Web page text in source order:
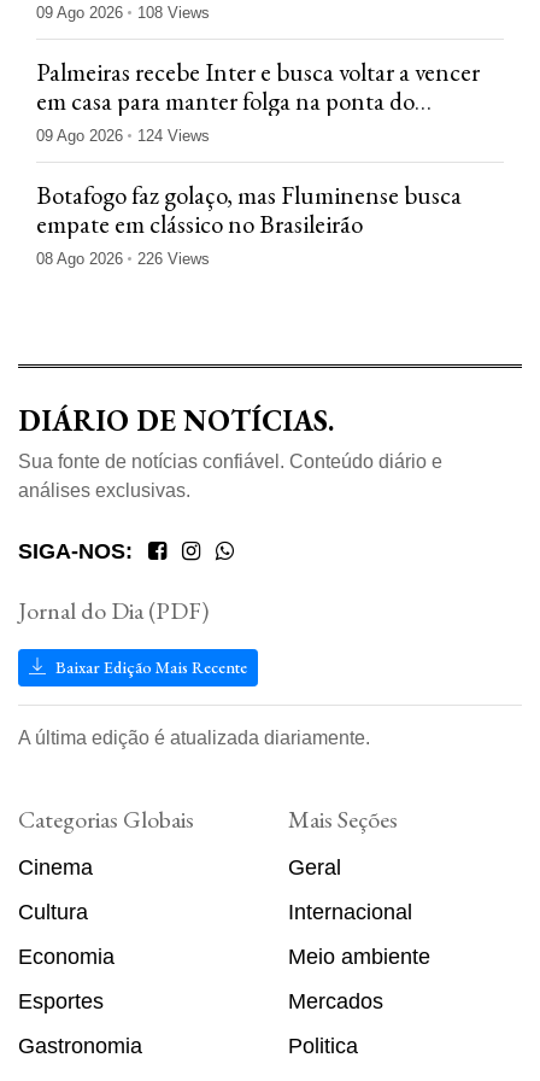
09 Ago 2026 108 Views
Palmeiras recebe Inter e busca voltar a vencer
em casa para manter folga na ponta do
Brasileiro
09 Ago 2026 124 Views
Botafogo faz golaço, mas Fluminense busca
empate em clássico no Brasileirão
08 Ago 2026 226 Views
DIÁRIO DE NOTÍCIAS.
Sua fonte de notícias confiável. Conteúdo diário e
análises exclusivas.
SIGA-NOS:
Jornal do Dia (PDF)
Baixar Edição Mais Recente
A última edição é atualizada diariamente.
Categorias Globais
Cinema
Cultura
Economia
Esportes
Gastronomia
Mais Seções
Geral
Internacional
Meio ambiente
Mercados
Politica